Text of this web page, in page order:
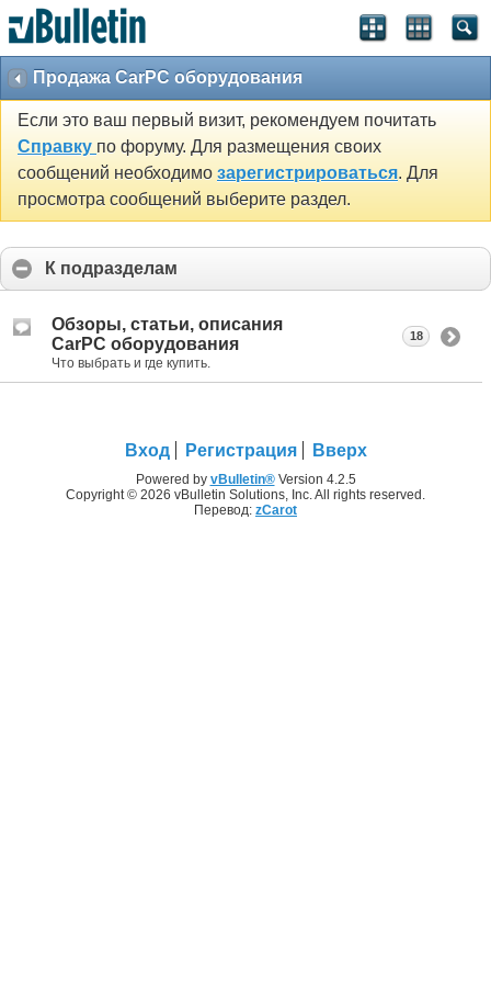
Продажа CarPC оборудования
Если это ваш первый визит, рекомендуем почитать
Справку по форуму. Для размещения своих
сообщений необходимо зарегистрироваться. Для
просмотра сообщений выберите раздел.
К подразделам
Обзоры, статьи, описания
CarPC оборудования
Что выбрать и где купить.
18
Вход Регистрация Вверх
Powered by vBulletin®Version 4.2.5
Copyright © 2026 vBulletin Solutions, Inc. All rights reserved.
Перевод: zCarot